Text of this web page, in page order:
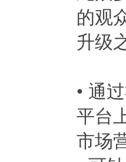
的观
升级
• 通
平台
市场